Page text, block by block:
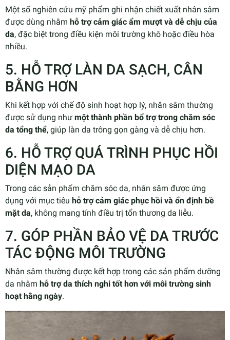
Một số nghiên cứu mỹ phẩm ghi nhận chiết xuất nhân sâm
được dùng nhằm hỗ trợ cảm giác ẩm mượt và dễ chịu của
da, đặc biệt trong điều kiện môi trường khô hoặc điều hòa
nhiều.
5. HỖ TRỢ LÀN DA SẠCH, CÂN
BẰNG HƠN
Khi kết hợp với chế độ sinh hoạt hợp lý, nhân sâm thường
được sử dụng như một thành phần bổ trợ trong chăm sóc
da tổng thể, giúp làn da trông gọn gàng và dễ chịu hơn.
6. HỖ TRỢ QUÁ TRÌNH PHỤC HỒI
DIỆN MẠO DA
Trong các sản phẩm chăm sóc da, nhân sâm được ứng
dụng với mục tiêu hỗ trợ cảm giác phục hồi và ổn định bề
mặt da, không mang tính điều trị tổn thương da liễu.
7. GÓP PHẦN BẢO VỆ DA TRƯỚC
TÁC ĐỘNG MÔI TRƯỜNG
Nhân sâm thường được kết hợp trong các sản phẩm dưỡng
da nhằm hỗ trợ da thích nghi tốt hơn với môi trường sinh
hoạt hằng ngày.